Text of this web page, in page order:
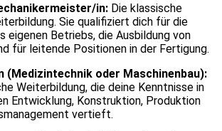
in: Die klassische
Sie qualifiziert dich für die
eigenen Betriebs, die Ausbildung von
für leitende Positionen in der Fertigung.
(Medizintechnik oder Maschinenbau):
Weiterbildung, die deine Kenntnisse in
Entwicklung, Konstruktion, Produktion
vertieft.